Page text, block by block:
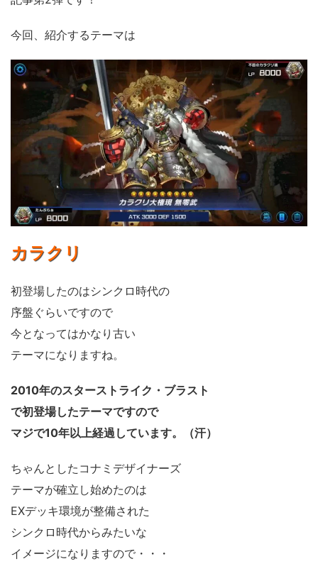
今回、紹介するテーマは
カラクリ
初登場したのはシンクロ時代の
序盤ぐらいですので
今となってはかなり古い
テーマになりますね。
2010年のスターストライク・ブラスト
で初登場したテーマですので
マジで10年以上経過しています。（汗）
ちゃんとしたコナミデザイナーズ
テーマが確立し始めたのは
EXデッキ環境が整備された
シンクロ時代からみたいな
イメージになりますので・・・